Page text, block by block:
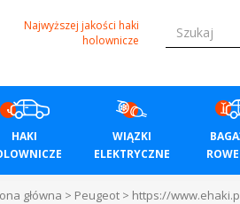
Najwyższej jakości haki
holownicze
HAKI
WIĄZKI
ELEKTRYCZNE
główna > Peugeot > https://